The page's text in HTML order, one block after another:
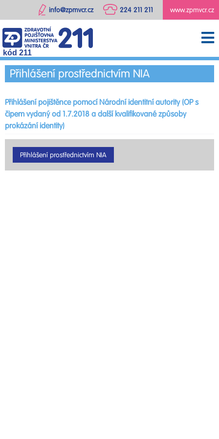
www.zpmvcr.cz
224 211 211
info@zpmvcr.cz
kód 211
Přihlášení prostřednictvím NIA
Přihlášení pojištěnce pomocí Národní identitní autority (OP s
čipem vydaný od 1.7.2018 a další kvalifikované způsoby
prokázání identity)